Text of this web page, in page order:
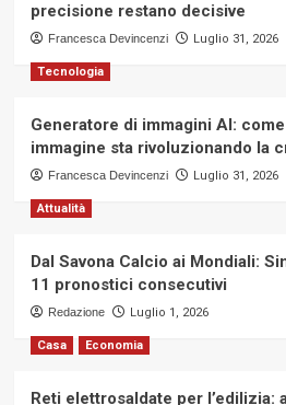
precisione restano decisive
Francesca Devincenzi Luglio 31, 2026
Tecnologia
Generatore di immagini AI: come
immagine sta rivoluzionando la
Francesca Devincenzi Luglio 31, 2026
Attualità
Dal Savona Calcio ai Mondiali:
11 pronostici consecutivi
Redazione Luglio 1, 2026
Casa Economia
Reti elettrosaldate per l’edilizia: